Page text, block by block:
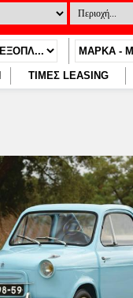
ΤΙΜΕΣ LEASING